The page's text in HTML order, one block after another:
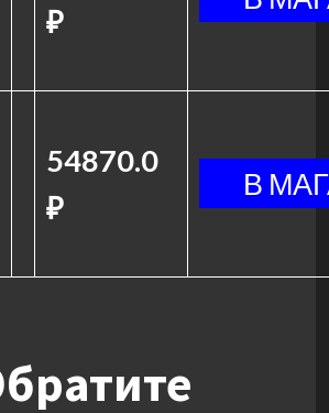
₽
54870.0
₽